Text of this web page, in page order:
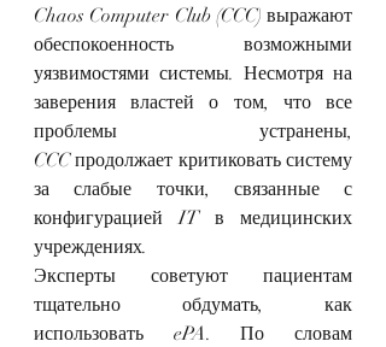
Chaos Computer Club (CCC) выражают
обеспокоенность возможными
уязвимостями системы. Несмотря на
заверения властей о том, что все
проблемы устранены,
CCC продолжает критиковать систему
за слабые точки, связанные с
конфигурацией IT в медицинских
учреждениях.
Эксперты советуют пациентам
тщательно обдумать, как
использовать ePA. По словам